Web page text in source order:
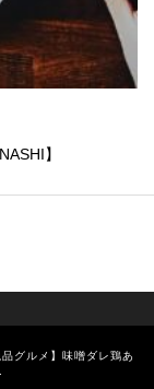
】
グルメ】味噌ダレ鶏あ